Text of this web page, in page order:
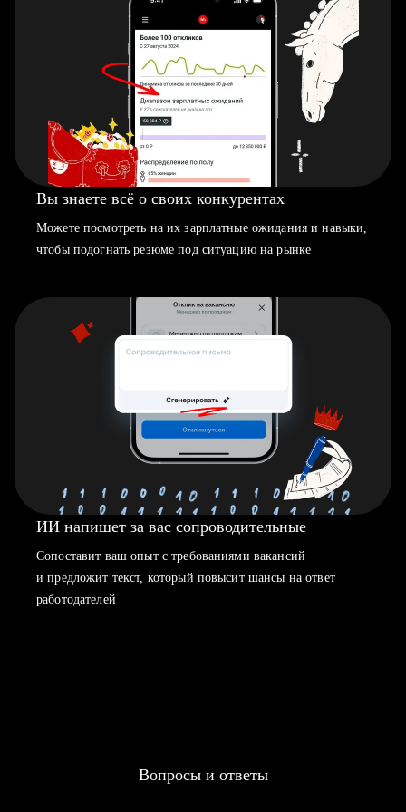
Вы знаете всё о своих конкурентах
Можете посмотреть на их зарплатные ожидания и навыки,
чтобы подогнать резюме под ситуацию на рынке
ИИ напишет за вас сопроводительные
Сопоставит ваш опыт с требованиями вакансий
и предложит текст, который повысит шансы на ответ
работодателей
Вопросы и ответы